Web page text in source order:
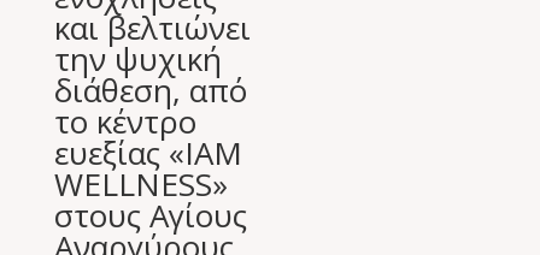
και βελτιώνει
την ψυχική
διάθεση, από
το κέντρο
ευεξίας «IAM
WELLNESS»
στους Αγίους